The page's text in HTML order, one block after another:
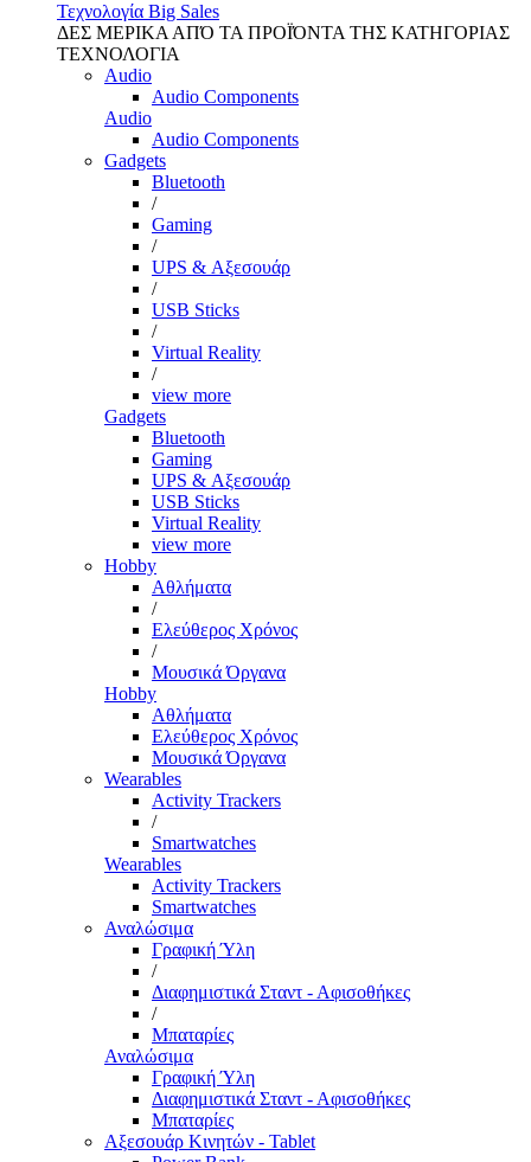
Τεχνολογία Big Sales
ΔΕΣ ΜΕΡΙΚΑ ΑΠΌ ΤΑ ΠΡΟΪΌΝΤΑ ΤΗΣ ΚΑΤΗΓΟΡΙΑΣ
ΤΕΧΝΟΛΟΓΙΑ
Audio
Audio Components
Audio
Audio Components
Gadgets
Bluetooth
/
Gaming
/
UPS & Αξεσουάρ
/
USB Sticks
/
Virtual Reality
/
view more
Gadgets
Bluetooth
Gaming
UPS & Αξεσουάρ
USB Sticks
Virtual Reality
view more
Hobby
Αθλήματα
/
Ελεύθερος Χρόνος
/
Μουσικά Όργανα
Hobby
Αθλήματα
Ελεύθερος Χρόνος
Μουσικά Όργανα
Wearables
Activity Trackers
/
Smartwatches
Wearables
Activity Trackers
Smartwatches
Αναλώσιμα
Γραφική Ύλη
/
Διαφημιστικά Σταντ - Αφισοθήκες
/
Μπαταρίες
Αναλώσιμα
Γραφική Ύλη
Διαφημιστικά Σταντ - Αφισοθήκες
Μπαταρίες
Αξεσουάρ Κινητών - Tablet